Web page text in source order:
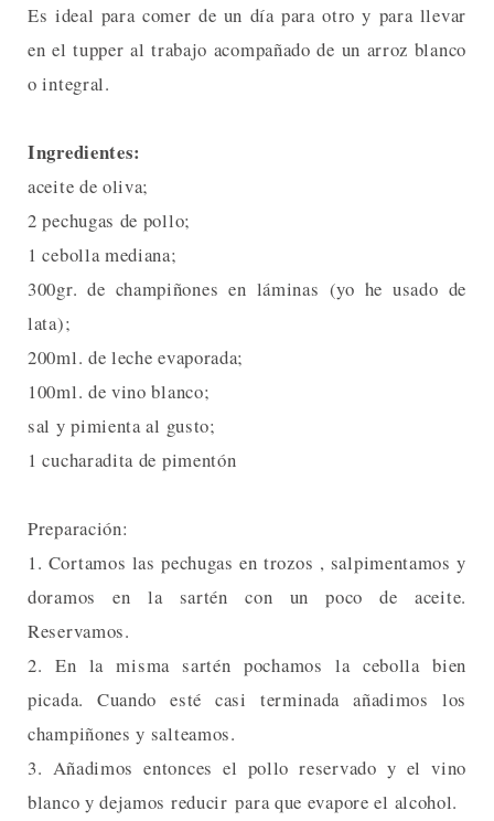
Es ideal para comer de un día para otro y para llevar
en el tupper al trabajo acompañado de un arroz blanco
o integral.
Ingredientes:
aceite de oliva;
2 pechugas de pollo;
1 cebolla mediana;
300gr. de champiñones en láminas (yo he usado de
lata);
200ml. de leche evaporada;
100ml. de vino blanco;
sal y pimienta al gusto;
1 cucharadita de pimentón
Preparación:
1. Cortamos las pechugas en trozos , salpimentamos y
doramos en la sartén con un poco de aceite.
Reservamos.
2. En la misma sartén pochamos la cebolla bien
picada. Cuando esté casi terminada añadimos los
champiñones y salteamos.
3. Añadimos entonces el pollo reservado y el vino
blanco y dejamos reducir para que evapore el alcohol.